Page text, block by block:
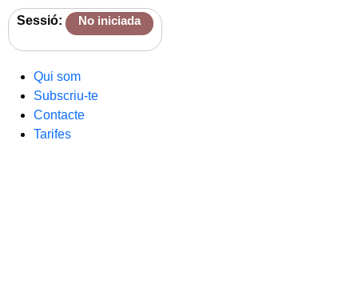
Sessió: No iniciada
Qui som
Subscriu-te
Contacte
Tarifes